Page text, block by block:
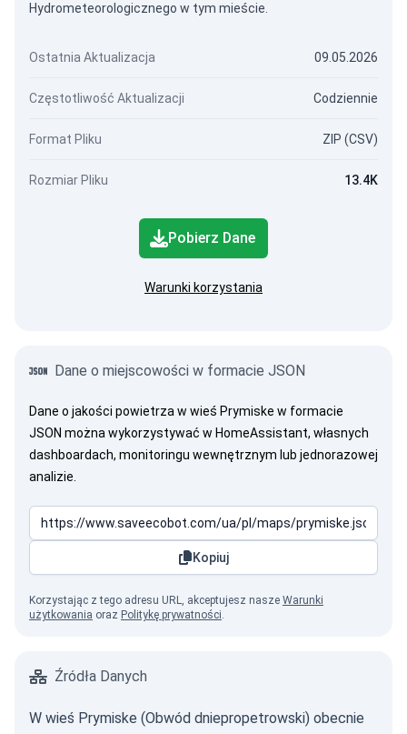
Hydrometeorologicznego w tym mieście.
Ostatnia Aktualizacja 09.05.2026
Częstotliwość Aktualizacji Codziennie
Format Pliku ZIP (CSV)
Rozmiar Pliku 13.4K
Pobierz Dane
Warunki korzystania
Dane o miejscowości w formacie JSON
Dane o jakości powietrza w wieś Prymiske w formacie
JSON można wykorzystywać w HomeAssistant, własnych
dashboardach, monitoringu wewnętrznym lub jednorazowej
analizie.
Kopiuj
Korzystając z tego adresu URL, akceptujesz nasze Warunki
użytkowania oraz Politykę prywatności.
Źródła Danych
W wieś Prymiske (Obwód dniepropetrowski) obecnie